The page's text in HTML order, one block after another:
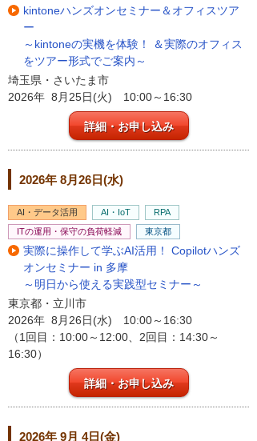
kintoneハンズオンセミナー＆オフィスツア
ー
～kintoneの実機を体験！ ＆実際のオフィス
をツアー形式でご案内～
埼玉県・さいたま市
2026年 8月25日(火) 10:00～16:30
詳細・お申し込み
2026年 8月26日(水)
AI・データ活用 AI・IoT
RPA
ITの運用・保守の負荷軽減
東京都
実際に操作して学ぶAI活用！ Copilotハンズ
オンセミナー in 多摩
～明日から使える実践型セミナー～
東京都・立川市
2026年 8月26日(水) 10:00～16:30
（1回目：10:00～12:00、2回目：14:30～
16:30）
詳細・お申し込み
2026年 9月 4日(金)